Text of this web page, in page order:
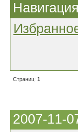
Страниц: 1
2007-11-